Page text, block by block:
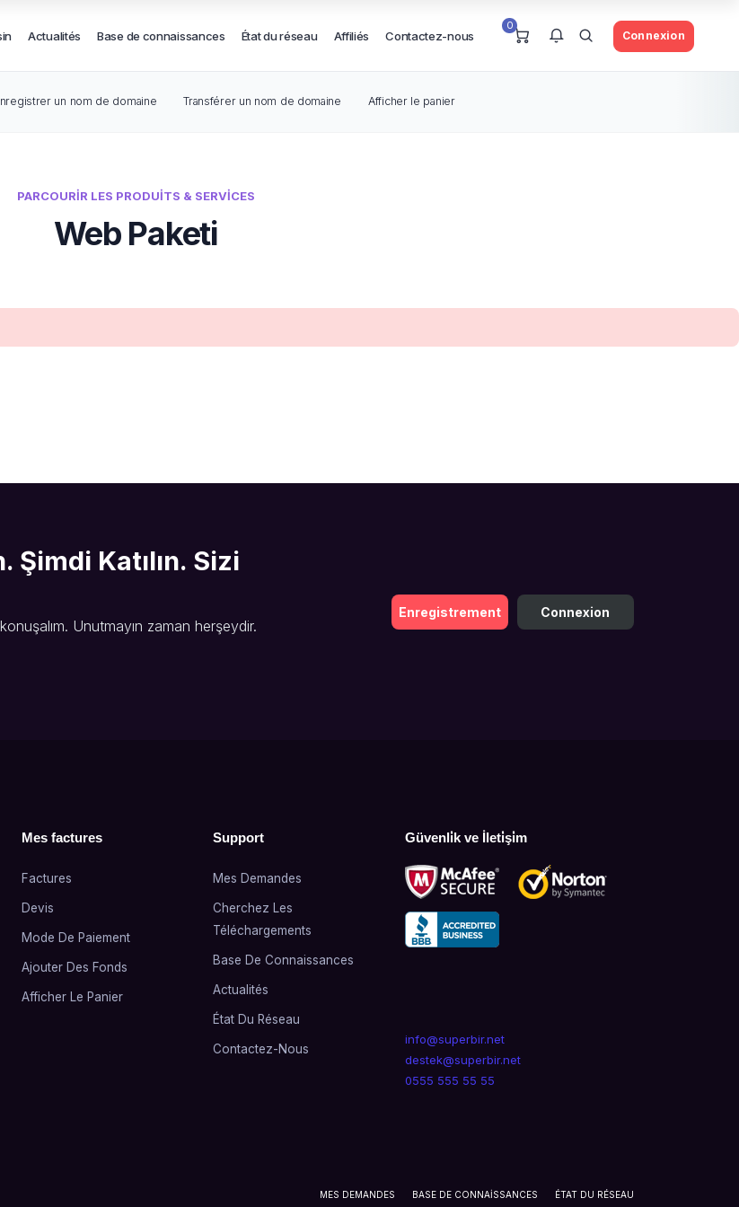
Actualités Base de connaissances État du réseau Affiliés Contactez-nous
0
Connexion
un nom de domaine Transférer un nom de domaine Afficher le panier
PARCOURIR LES PRODUITS & SERVICES
Web Paketi
Şimdi Katılın. Sizi
Unutmayın zaman herşeydir.
Enregistrement Connexion
Mes factures
Factures
Devis
Mode De Paiement
Ajouter Des Fonds
Afficher Le Panier
Support
Mes Demandes
Cherchez Les
Téléchargements
Base De Connaissances
Actualités
État Du Réseau
Contactez-Nous
Güvenli̇k ve İleti̇şi̇m
info@superbir.net
destek@superbir.net
0555 555 55 55
MES DEMANDES BASE DE CONNAISSANCES ÉTAT DU RÉSEAU